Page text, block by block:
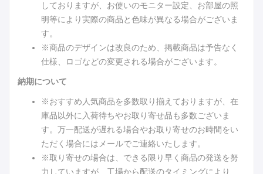
しておりますが、お使いのモニター設定、お部屋の照
明等により実際の商品と色味が異なる場合がございま
す。
※商品のデザインは改良のため、掲載商品は予告なく
仕様、ロゴなどの変更される場合がございます。
納期について
※おすすめ人気商品を多数取り揃えておりますが、在
庫品以外に入荷待ちやお取り寄せ品も多数ございま
す。万一配送が遅れる場合やお取り寄せのお時間をい
ただく場合にはメールでご連絡いたします。
※取り寄せの場合は、できる限り早く商品の発送を努